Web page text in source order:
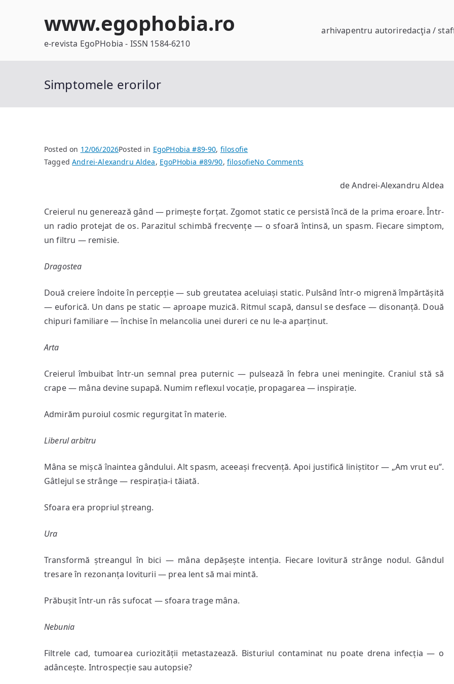
www.egophobia.ro
e-revista EgoPHobia - ISSN 1584-6210
arhivapentru autoriredacţia /
Simptomele erorilor
Posted on 12/06/2026Posted in EgoPHobia #89-90, filosofie
TaggedAndrei-Alexandru Aldea, EgoPHobia #89/90, filosofieNo Comments
de Andrei-Alexandru Aldea
Creierul nu generează gând — primește forțat. Zgomot static ce persistă încă de la prima eroare. Într-
un radio protejat de os. Parazitul schimbă frecvențe — o sfoară întinsă, un spasm. Fiecare simptom,
un filtru — remisie.
Dragostea
Două creiere îndoite în percepție — sub greutatea aceluiași static. Pulsând într-o migrenă împărtășită
— euforică. Un dans pe static — aproape muzică. Ritmul scapă, dansul se desface — disonanță. Două
chipuri familiare — închise în melancolia unei dureri ce nu le-a aparținut.
Arta
Creierul îmbuibat într-un semnal prea puternic — pulsează în febra unei meningite. Craniul stă să
crape — mâna devine supapă. Numim reflexul vocație, propagarea — inspirație.
Admirăm puroiul cosmic regurgitat în materie.
Liberul arbitru
Mâna se mișcă înaintea gândului. Alt spasm, aceeași frecvență. Apoi justifică liniștitor — „Am vrut eu”.
Gâtlejul se strânge — respirația-i tăiată.
Sfoara era propriul ștreang.
Ura
Transformă ștreangul în bici — mâna depășește intenția. Fiecare lovitură strânge nodul. Gândul
tresare în rezonanța loviturii — prea lent să mai mintă.
Prăbușit într-un râs sufocat — sfoara trage mâna.
Nebunia
Filtrele cad, tumoarea curiozității metastazează. Bisturiul contaminat nu poate drena infecția — o
adâncește. Introspecție sau autopsie?